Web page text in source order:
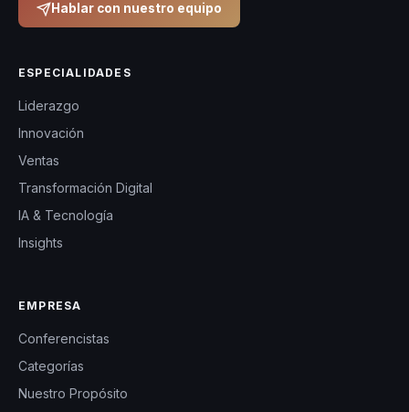
Hablar con nuestro equipo
ESPECIALIDADES
Liderazgo
Innovación
Ventas
Transformación Digital
IA & Tecnología
Insights
EMPRESA
Conferencistas
Categorías
Nuestro Propósito